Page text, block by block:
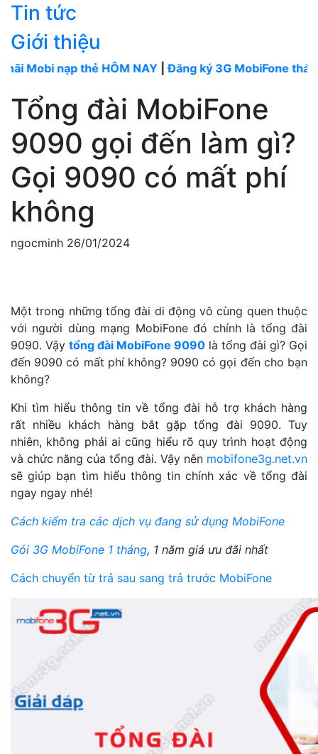
Tin tức
Giới thiệu
nạp thẻ HÔM NAY|Đăng ký 3G MobiFone tháng----
Tổng đài MobiFone
9090 gọi đến làm gì?
Gọi 9090 có mất phí
không
ngocminh 26/01/2024
Một trong những tổng đài di động vô cùng quen thuộc
với người dùng mạng MobiFone đó chính là tổng đài
9090. Vậy tổng đài MobiFone 9090 là tổng đài gì? Gọi
đến 9090 có mất phí không? 9090 có gọi đến cho bạn
không?
Khi tìm hiểu thông tin về tổng đài hỗ trợ khách hàng
rất nhiều khách hàng bắt gặp tổng đài 9090. Tuy
nhiên, không phải ai cũng hiểu rõ quy trình hoạt động
và chức năng của tổng đài. Vậy nên mobifone3g.net.vn
sẽ giúp bạn tìm hiểu thông tin chính xác về tổng đài
ngay ngay nhé!
Cách kiểm tra các dịch vụ đang sử dụng MobiFone
Gói 3G MobiFone 1 tháng, 1 năm giá ưu đãi nhất
Cách chuyển từ trả sau sang trả trước MobiFone